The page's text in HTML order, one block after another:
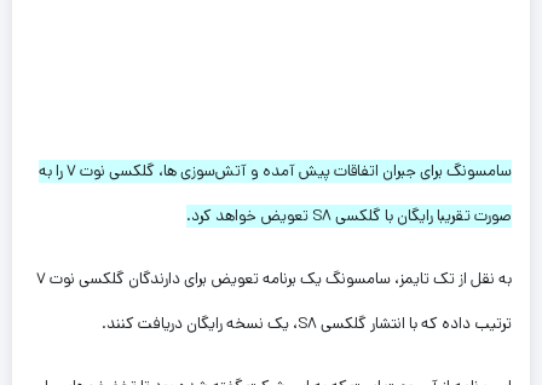
سامسونگ برای جبران اتفاقات پیش آمده و آتش‌سوزی ها، گلکسی نوت ۷ را به
صورت تقریبا رایگان با گلکسی S۸ تعویض خواهد کرد.
به نقل از تک تایمز، سامسونگ یک برنامه تعویض برای دارندگان گلکسی نوت ۷
ترتیب داده که با انتشار گلکسی S۸، یک نسخه رایگان دریافت کنند.